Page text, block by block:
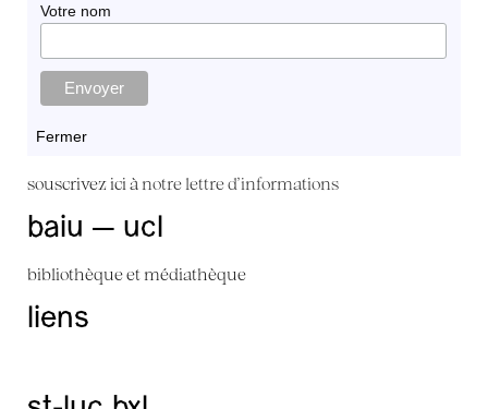
Votre nom
Fermer
souscrivez ici à notre lettre d'informations
baiu — ucl
bibliothèque et médiathèque
liens